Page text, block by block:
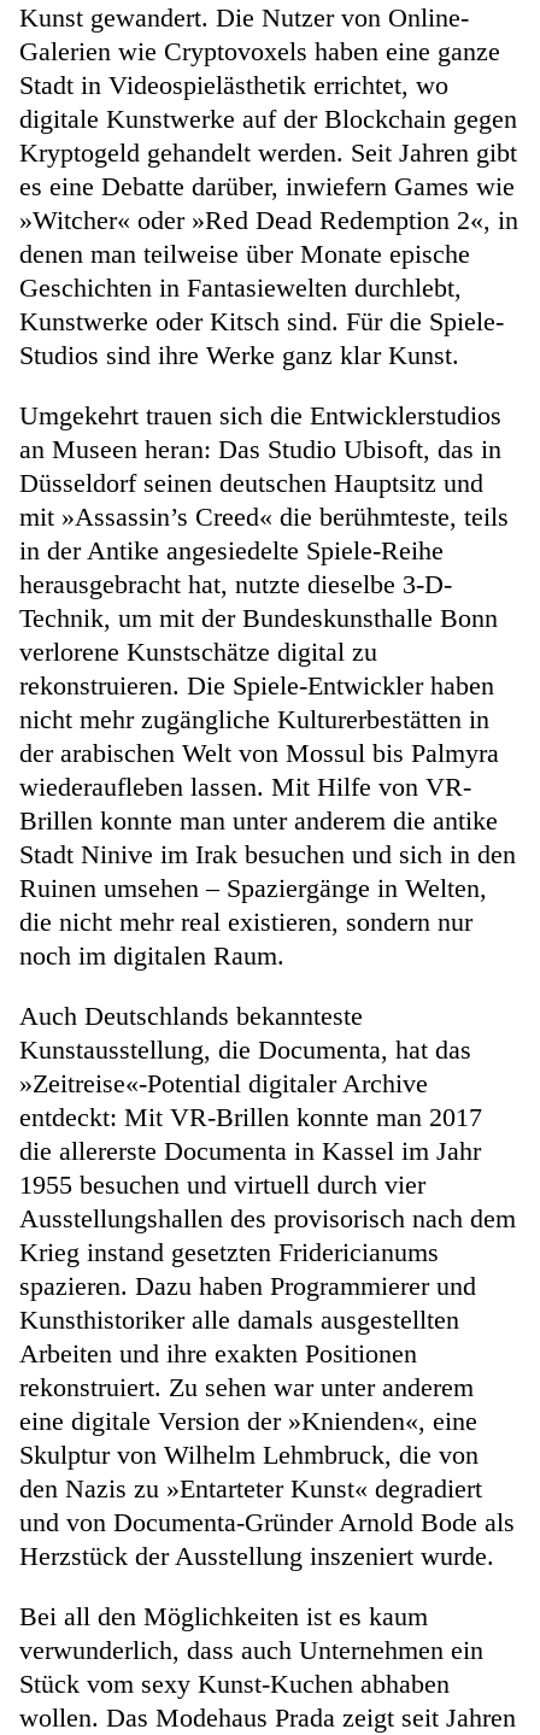
Kunst gewandert. Die Nutzer von Online-
Galerien wie Cryptovoxels haben eine ganze
Stadt in Videospielästhetik errichtet, wo
digitale Kunstwerke auf der Blockchain gegen
Kryptogeld gehandelt werden. Seit Jahren gibt
es eine Debatte darüber, inwiefern Games wie
»Witcher« oder »Red Dead Redemption 2«, in
denen man teilweise über Monate epische
Geschichten in Fantasiewelten durchlebt,
Kunstwerke oder Kitsch sind. Für die Spiele-
Studios sind ihre Werke ganz klar Kunst.
Umgekehrt trauen sich die Entwicklerstudios
an Museen heran: Das Studio Ubisoft, das in
Düsseldorf seinen deutschen Hauptsitz und
mit »Assassin’s Creed« die berühmteste, teils
in der Antike angesiedelte Spiele-Reihe
herausgebracht hat, nutzte dieselbe 3-D-
Technik, um mit der Bundeskunsthalle Bonn
verlorene Kunstschätze digital zu
rekonstruieren. Die Spiele-Entwickler haben
nicht mehr zugängliche Kulturerbestätten in
der arabischen Welt von Mossul bis Palmyra
wiederaufleben lassen. Mit Hilfe von VR-
Brillen konnte man unter anderem die antike
Stadt Ninive im Irak besuchen und sich in den
Ruinen umsehen – Spaziergänge in Welten,
die nicht mehr real existieren, sondern nur
noch im digitalen Raum.
Auch Deutschlands bekannteste
Kunstausstellung, die Documenta, hat das
»Zeitreise«-Potential digitaler Archive
entdeckt: Mit VR-Brillen konnte man 2017
die allererste Documenta in Kassel im Jahr
1955 besuchen und virtuell durch vier
Ausstellungshallen des provisorisch nach dem
Krieg instand gesetzten Fridericianums
spazieren. Dazu haben Programmierer und
Kunsthistoriker alle damals ausgestellten
Arbeiten und ihre exakten Positionen
rekonstruiert. Zu sehen war unter anderem
eine digitale Version der »Knienden«, eine
Skulptur von Wilhelm Lehmbruck, die von
den Nazis zu »Entarteter Kunst« degradiert
und von Documenta-Gründer Arnold Bode als
Herzstück der Ausstellung inszeniert wurde.
Bei all den Möglichkeiten ist es kaum
verwunderlich, dass auch Unternehmen ein
Stück vom sexy Kunst-Kuchen abhaben
wollen. Das Modehaus Prada zeigt seit Jahren